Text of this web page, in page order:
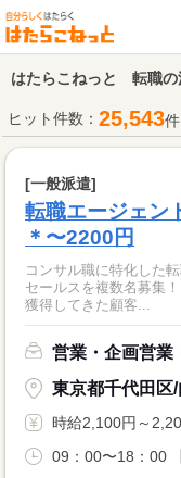
はたらこねっと 転職の
ヒット件数： 25,543件
[一般派遣]
転職エージェン
＊〜2200円
コンサル職に特化した
セールスを複数名募集！ 具体的には・・・〇 マーケティング部門が
獲得してきた顧客...
営業・企画営業
東京都千代田区
時給2,100円～
09：00〜18：00